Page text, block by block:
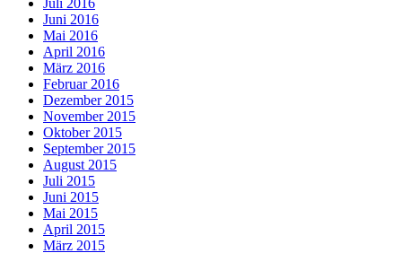
Juni 2016
Mai 2016
April 2016
März 2016
Februar 2016
Dezember 2015
November 2015
Oktober 2015
September 2015
August 2015
Juli 2015
Juni 2015
Mai 2015
April 2015
März 2015